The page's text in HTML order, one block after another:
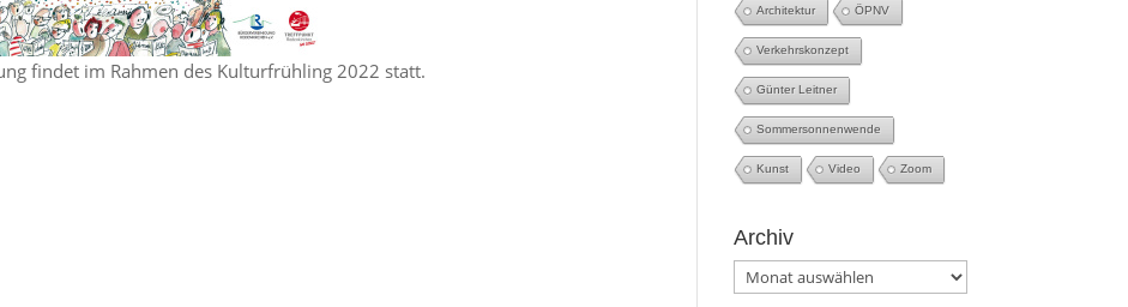
findet im Rahmen des Kulturfrühling 2022 statt.
Architektur ÖPNV
Verkehrskonzept
Günter Leitner
Sommersonnenwende
Kunst Video Zoom
Archiv
Archiv